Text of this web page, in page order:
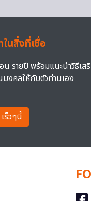
นสิ่งที่เชื่อ
น รายปี พร้อมแนะนำวิธีเส
มงคลให้กับตัวท่านเอง
ร็วๆนี้